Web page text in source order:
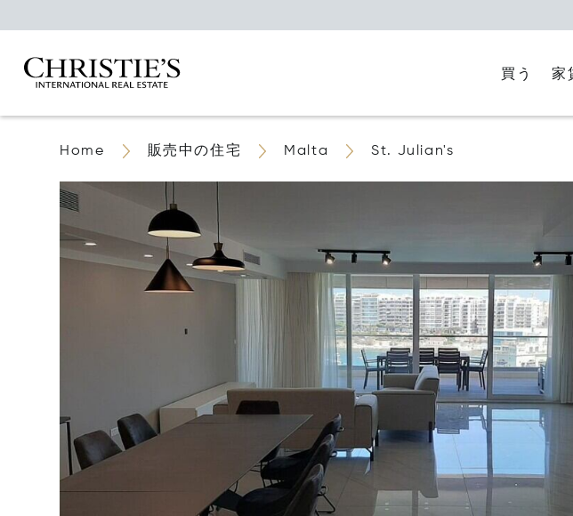
買う 家
Home 販売中の住宅 Malta St. Julian's